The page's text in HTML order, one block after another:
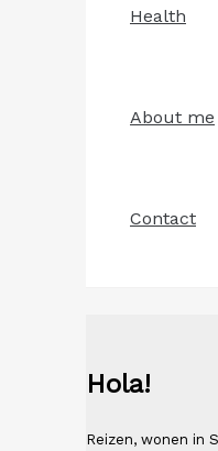
Health
About me
Contact
Hola!
Reizen, wonen in